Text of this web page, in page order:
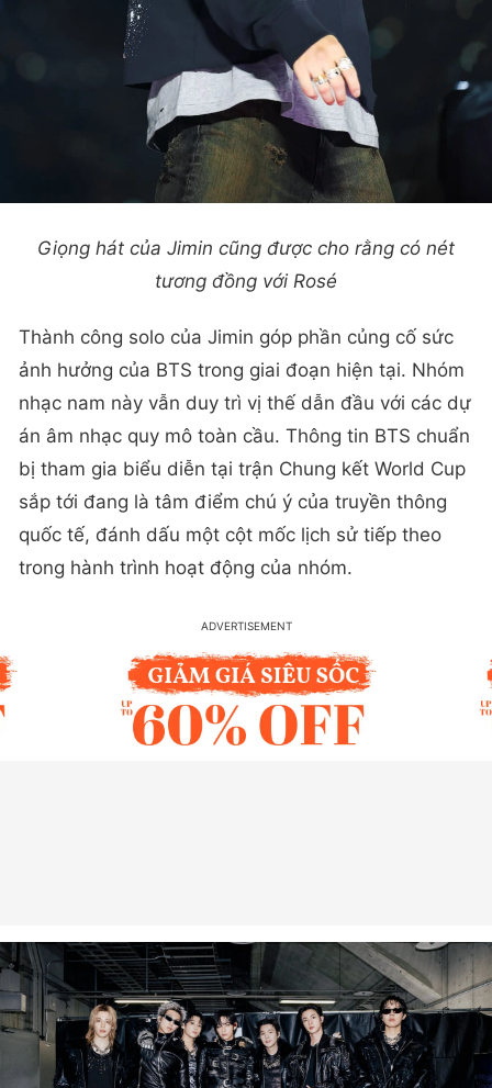
Giọng hát của Jimin cũng được cho rằng có nét
tương đồng với Rosé
Thành công solo của Jimin góp phần củng cố sức
ảnh hưởng của BTS trong giai đoạn hiện tại. Nhóm
nhạc nam này vẫn duy trì vị thế dẫn đầu với các dự
án âm nhạc quy mô toàn cầu. Thông tin BTS chuẩn
bị tham gia biểu diễn tại trận Chung kết World Cup
sắp tới đang là tâm điểm chú ý của truyền thông
quốc tế, đánh dấu một cột mốc lịch sử tiếp theo
trong hành trình hoạt động của nhóm.